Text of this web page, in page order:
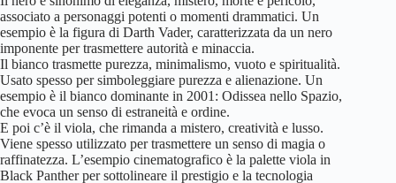
associato a personaggi potenti o momenti drammatici. Un
esempio è la figura di Darth Vader, caratterizzata da un nero
imponente per trasmettere autorità e minaccia.
Il bianco trasmette purezza, minimalismo, vuoto e spiritualità.
Usato spesso per simboleggiare purezza e alienazione. Un
esempio è il bianco dominante in 2001: Odissea nello Spazio,
che evoca un senso di estraneità e ordine.
E poi c’è il viola, che rimanda a mistero, creatività e lusso.
Viene spesso utilizzato per trasmettere un senso di magia o
raffinatezza. L’esempio cinematografico è la palette viola in
Black Panther per sottolineare il prestigio e la tecnologia